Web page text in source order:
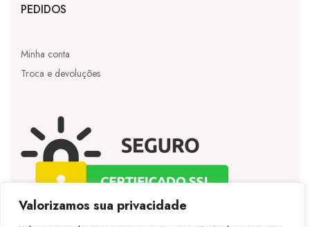
Valorizamos sua privacidade
PEDIDOS
Minha conta
Troca e devoluções